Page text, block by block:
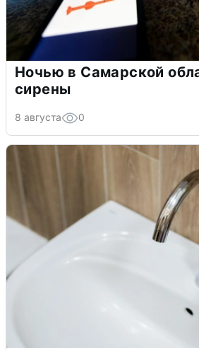
Ночью в Самарской
сирены
8 августа 0